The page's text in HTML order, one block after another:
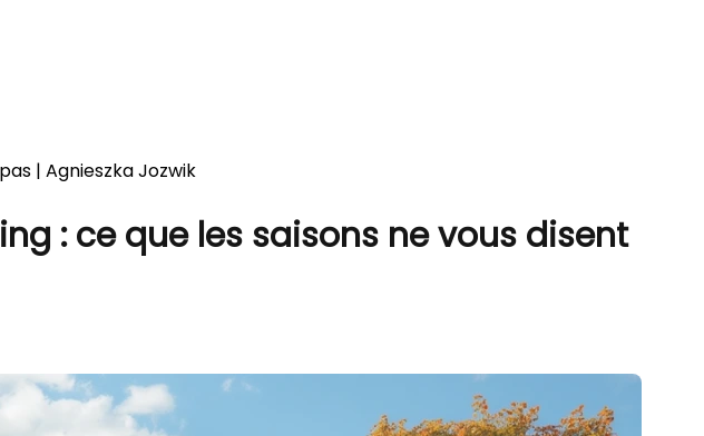
| Agnieszka Jozwik
: ce que les saisons ne vous disent